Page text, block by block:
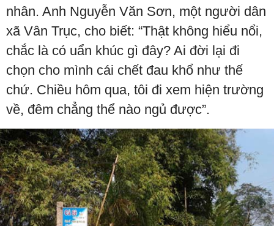
nhân. Anh Nguyễn Văn Sơn, một người dân
xã Vân Trục, cho biết: “Thật không hiểu nổi,
chắc là có uẩn khúc gì đây? Ai đời lại đi
chọn cho mình cái chết đau khổ như thế
chứ. Chiều hôm qua, tôi đi xem hiện trường
về, đêm chẳng thể nào ngủ được”.